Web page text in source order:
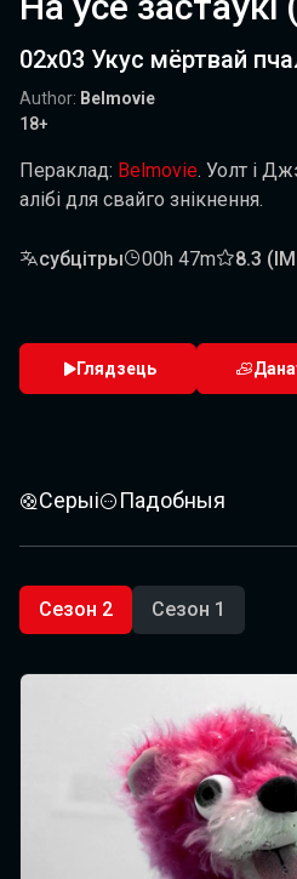
02x03 Укус мёртвай
Author: Belmovie
18+
Пераклад: Belmovie. Уолт і
алібі для свайго знікнення.
субцітры 00h 47m 8.3
Глядзець
Серыі Падобныя
Сезон 2 Сезон 1